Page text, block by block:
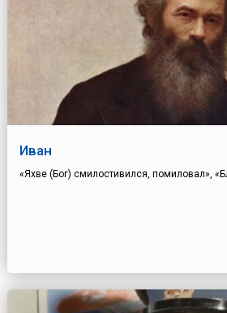
Иван
«Яхве (Бог) смилостивился, помиловал»,